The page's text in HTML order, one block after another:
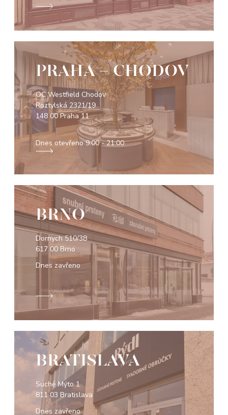
PRAHA - CHODOV
OC Westfield Chodov
Roztylská 2321/19
148 00 Praha 11
Dnes otevřeno9:00 - 21:00
BRNO
Dornych 510/38
617 00 Brno
Dnes zavřeno
BRATISLAVA
Suché Mýto 1
811 03 Bratislava
Dnes zavřeno